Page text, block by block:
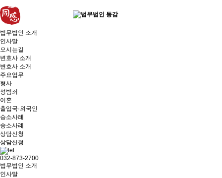
법무법인 소개
인사말
오시는길
변호사 소개
변호사 소개
주요업무
형사
성범죄
이혼
출입국·외국인
승소사례
승소사례
상담신청
상담신청
032-873-2700
법무법인 소개
인사말